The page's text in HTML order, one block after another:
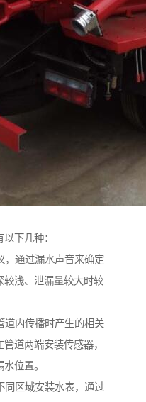
下几种：
，通过漏水声音来确定
较浅、泄漏量较大时较
道内传播时产生的相关
道两端安装传感器，
位置。
同区域安装水表，通过